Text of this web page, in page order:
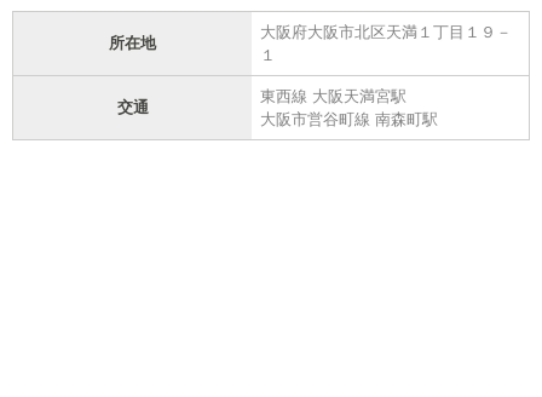
所在地
大阪府大阪市北区天満１丁目１９－
１
交通
東西線 大阪天満宮駅
大阪市営谷町線 南森町駅